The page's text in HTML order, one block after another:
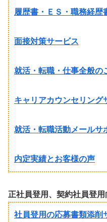
履歴書・ＥＳ・職務経歴
面接対策サービス
就活・転職・仕事全般の
キャリアカウンセリング
就活・転職活動メールサ
内定実績とお客様の声
正社員登用、契約社員登用
社員登用の応募書類添削